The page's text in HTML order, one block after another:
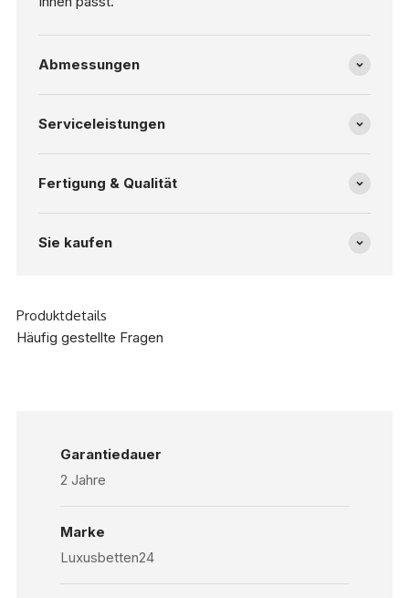
Abmessungen
Serviceleistungen
Fertigung & Qualität
Sie kaufen
Produktdetails
Häufig gestellte Fragen
Garantiedauer
2 Jahre
Marke
Luxusbetten24